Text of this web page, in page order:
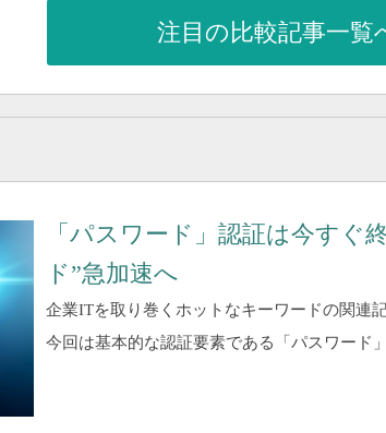
注目の比較記事一覧
「パスワード」認証は今す
ド”急加速へ
企業ITを取り巻くホットなキーワードの関連
今回は基本的な認証要素である「パスワード